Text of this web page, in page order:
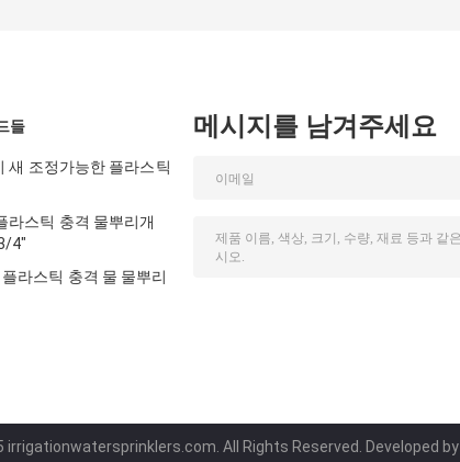
들
새 조정가능한 플라스틱
라스틱 충격 물뿌리개
4"
라스틱 충격 물 물뿌리
메시지를 남겨주세요
irrigationwatersprinklers.com. All Rights Reserved. Developed by